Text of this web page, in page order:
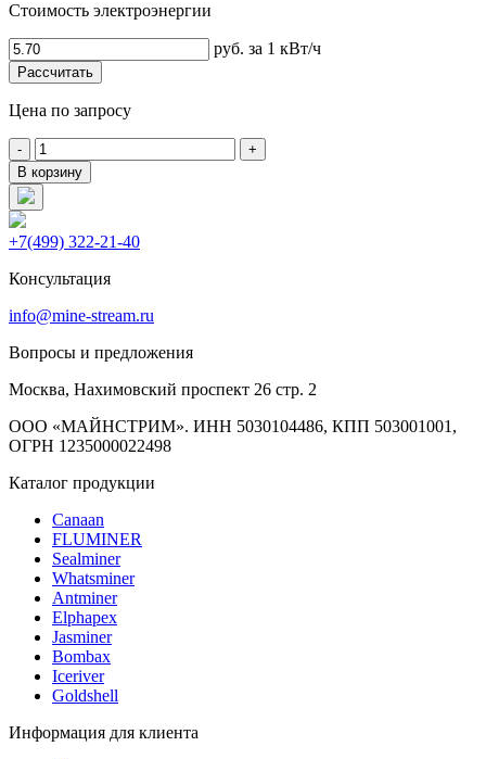
Стоимость электроэнергии
руб. за 1 кВт/ч
Рассчитать
Цена по запросу
-
+
В корзину
+7(499) 322-21-40
Консультация
info@mine-stream.ru
Вопросы и предложения
Москва, Нахимовский проспект 26 стр. 2
ООО «МАЙНСТРИМ». ИНН 5030104486, КПП 503001001,
ОГРН 1235000022498
Каталог продукции
Canaan
FLUMINER
Sealminer
Whatsminer
Antminer
Elphapex
Jasminer
Bombax
Iceriver
Goldshell
Информация для клиента